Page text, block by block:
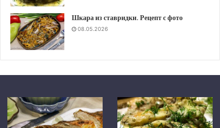
Шкара из ставридки. Рецепт с фото
08.05.2026
Шкара
из
ставридки.
Скумбрия
в
средиземноморском